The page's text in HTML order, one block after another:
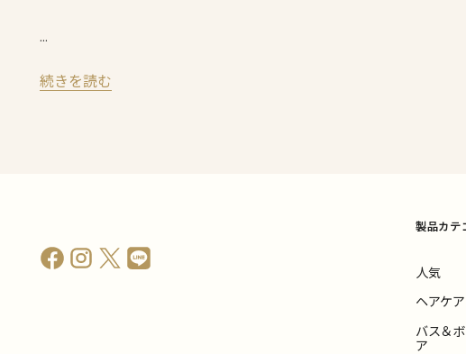
…
続きを読む
製品カテ
人気
ヘアケア
バス＆
ア